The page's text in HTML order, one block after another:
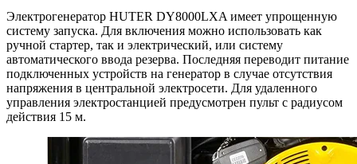
Электрогенератор HUTER DY8000LXA имеет упрощенную
систему запуска. Для включения можно использовать как
ручной стартер, так и электрический, или систему
автоматического ввода резерва. Последняя переводит питание
подключенных устройств на генератор в случае отсутствия
напряжения в центральной электросети. Для удаленного
управления электростанцией предусмотрен пульт с радиусом
действия 15 м.